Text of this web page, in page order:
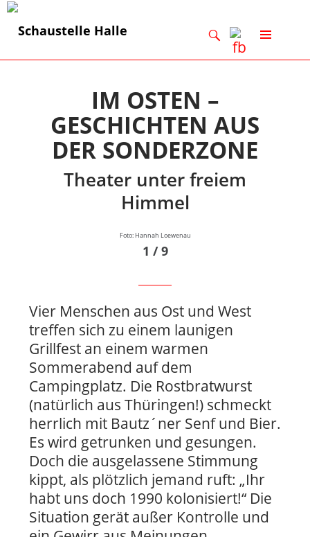
Suchen
ZUM
INHALT
IM OSTEN –
GESCHICHTEN AUS
DER SONDERZONE
Theater unter freiem
Himmel
Foto: Hannah Loewenau
1 / 9
Vier Menschen aus Ost und West
treffen sich zu einem launigen
Grillfest an einem warmen
Sommerabend auf dem
Campingplatz. Die Rostbratwurst
(natürlich aus Thüringen!) schmeckt
herrlich mit Bautz´ner Senf und Bier.
Es wird getrunken und gesungen.
Doch die ausgelassene Stimmung
kippt, als plötzlich jemand ruft: „Ihr
habt uns doch 1990 kolonisiert!“ Die
Situation gerät außer Kontrolle und